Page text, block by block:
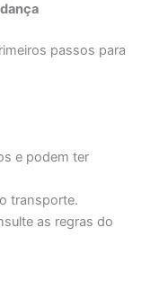
passos para
e podem ter
transporte.
as regras do